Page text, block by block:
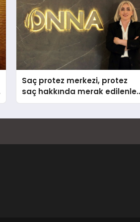
Saç protez merkezi, protez
saç hakkında merak
anlattı